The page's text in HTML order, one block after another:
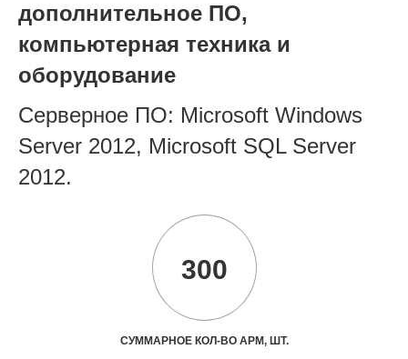
дополнительное ПО,
компьютерная техника и
оборудование
Серверное ПО: Microsoft Windows
Server 2012, Microsoft SQL Server
2012.
300
СУММАРНОЕ КОЛ-ВО АРМ, ШТ.